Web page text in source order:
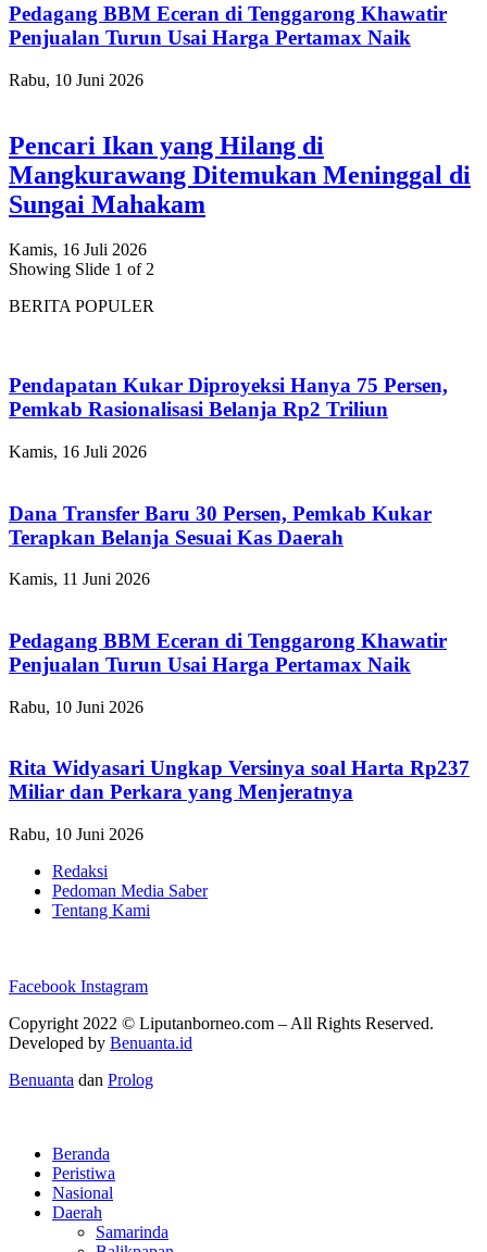
Pedagang BBM Eceran di Tenggarong Khawatir
Penjualan Turun Usai Harga Pertamax Naik
Rabu, 10 Juni 2026
Pencari Ikan yang Hilang di
Mangkurawang Ditemukan Meninggal di
Sungai Mahakam
Kamis, 16 Juli 2026
Showing Slide 1 of 2
BERITA POPULER
Pendapatan Kukar Diproyeksi Hanya 75 Persen,
Pemkab Rasionalisasi Belanja Rp2 Triliun
Kamis, 16 Juli 2026
Dana Transfer Baru 30 Persen, Pemkab Kukar
Terapkan Belanja Sesuai Kas Daerah
Kamis, 11 Juni 2026
Pedagang BBM Eceran di Tenggarong Khawatir
Penjualan Turun Usai Harga Pertamax Naik
Rabu, 10 Juni 2026
Rita Widyasari Ungkap Versinya soal Harta Rp237
Miliar dan Perkara yang Menjeratnya
Rabu, 10 Juni 2026
Redaksi
Pedoman Media Saber
Tentang Kami
Facebook Instagram
Copyright 2022 © Liputanborneo.com – All Rights Reserved.
Developed by Benuanta.id
Benuanta dan Prolog
Beranda
Peristiwa
Nasional
Daerah
Samarinda